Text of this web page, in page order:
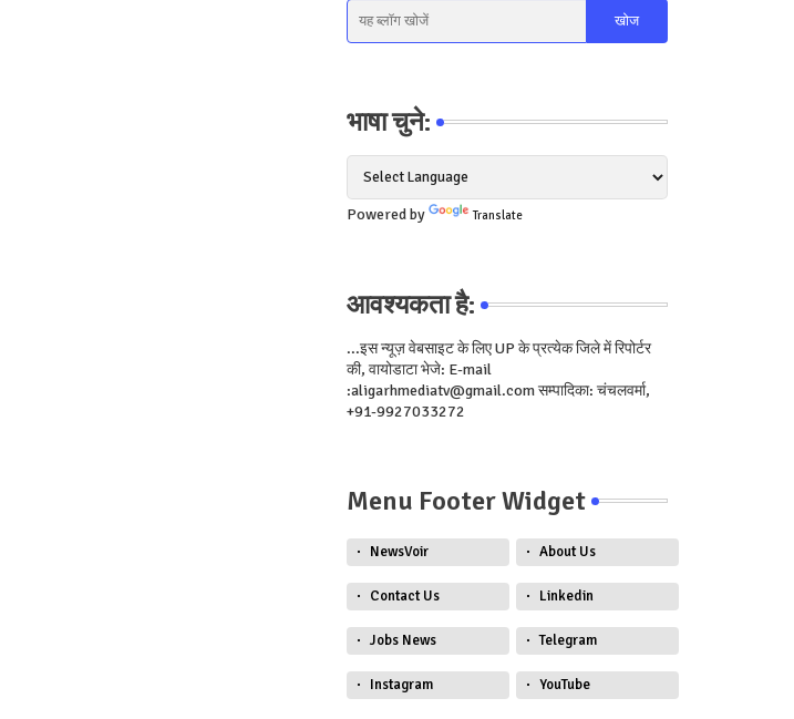
भाषा चुने:
Powered by Translate
आवश्यकता है:
...इस न्यूज़ वेबसाइट के लिए UP के प्रत्येक जिले में रिपोर्टर
की, वायोडाटा भेजे: E-mail
:aligarhmediatv@gmail.com सम्पादिका: चंचलवर्मा,
+91-9927033272
Menu Footer Widget
NewsVoir About Us
Contact Us Linkedin
Jobs News Telegram
Instagram YouTube